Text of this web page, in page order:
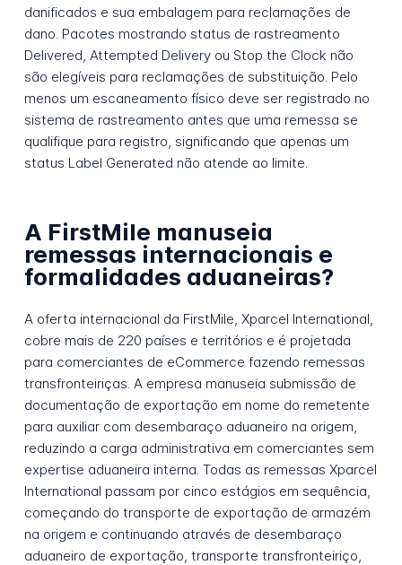
danificados e sua embalagem para reclamações de
dano. Pacotes mostrando status de rastreamento
Delivered, Attempted Delivery ou Stop the Clock não
são elegíveis para reclamações de substituição. Pelo
menos um escaneamento físico deve ser registrado no
sistema de rastreamento antes que uma remessa se
qualifique para registro, significando que apenas um
status Label Generated não atende ao limite.
A FirstMile manuseia
remessas internacionais e
formalidades aduaneiras?
A oferta internacional da FirstMile, Xparcel International,
cobre mais de 220 países e territórios e é projetada
para comerciantes de eCommerce fazendo remessas
transfronteiriças. A empresa manuseia submissão de
documentação de exportação em nome do remetente
para auxiliar com desembaraço aduaneiro na origem,
reduzindo a carga administrativa em comerciantes sem
expertise aduaneira interna. Todas as remessas Xparcel
International passam por cinco estágios em sequência,
começando do transporte de exportação de armazém
na origem e continuando através de desembaraço
aduaneiro de exportação, transporte transfronteiriço,